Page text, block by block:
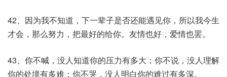
42、因为我不知道，下一辈子是否还能遇见你，所以我今生
才会，那么努力，把最好的给你。友情也好，爱情也罢。
43、你不喊，没人知道你的压力有多大；你不说，没人理解
你的处境有多难；你不哭，没人明白你的难过有多深。